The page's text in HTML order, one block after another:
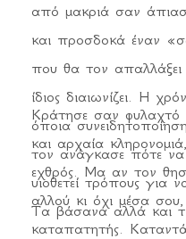
από μακριά σαν
και προσδοκά έναν
που θα τον
ίδιος διαιωνίζει. Η
όποια
τον ανάγκασε πότε να
υιοθετεί τρόπους για
Τα βάσανα αλλά και
Κράτησε σαν φυλαχτό
και αρχαία
εχθρός. Μα αν τον
αλλού κι όχι μέσα
καταπατητής.